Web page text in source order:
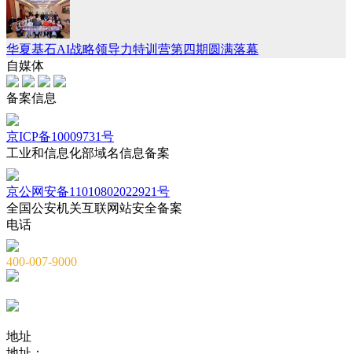
华夏基石AI战略领导力特训营第四期圆满落幕
自媒体
备案信息
京ICP备10009731号
工业和信息化部域名信息备案
京公网安备11010802022921号
全国公安机关互联网站安全备案
电话
400-007-9000
地址